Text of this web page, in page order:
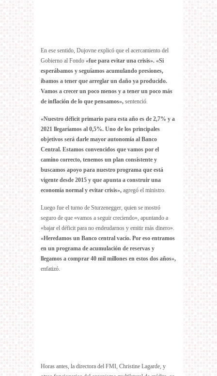
En ese sentido, Dujovne explicó que el acercamiento del
Gobierno al Fondo «fue para evitar una crisis». «Si
esperábamos y seguíamos acumulando presiones,
íbamos a tener que arreglar un daño ya producido.
Vamos a crecer un poco menos y a tener un poco más
de inflación de lo que pensamos», sentenció.
«Nuestro déficit primario para esta año es de 2,7% y a
2021 llegaríamos al 0,5%. Uno de los principales
objetivos será darle mayor autonomía al Banco
Central. Estamos convencidos que vamos por el
camino correcto, tenemos un plan consistente y
buscamos apoyo para nuestro programa que está
vigente desde 2015 y que apunta a construir una
economía normal y evitar crisis», agregó el ministro.
Luego fue el turno de Sturzenegger, quien se mostró
seguro de que «vamos a seguir creciendo», apuntando a
«bajar el déficit para no endeudarnos y emitir más dinero».
«Heredamos un Banco central vacío. Por eso entramos
en un programa de acumulación de reservas y
llegamos a comprar 40 mil millones en estos dos años»,
enfatizó.
Horas antes, la directora del FMI, Christine Lagarde, y